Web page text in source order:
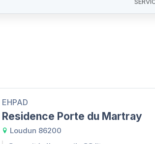
EHPAD
Residence Porte du Martray
Loudun 86200